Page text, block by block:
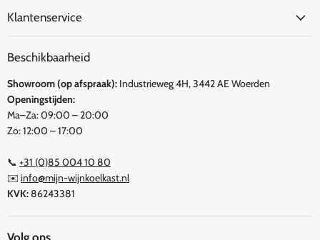
Klantenservice
Beschikbaarheid
Showroom (op afspraak): Industrieweg 4H, 3442 AE Woerden
Openingstijden:
Ma–Za: 09:00 – 20:00
Zo: 12:00 – 17:00
📞 +31 (0)85 004 10 80
✉️ info@mijn-wijnkoelkast.nl
KVK:86243381